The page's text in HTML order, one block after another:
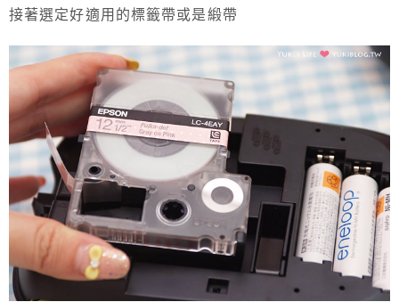
接著選定好適用的標籤帶或是緞帶